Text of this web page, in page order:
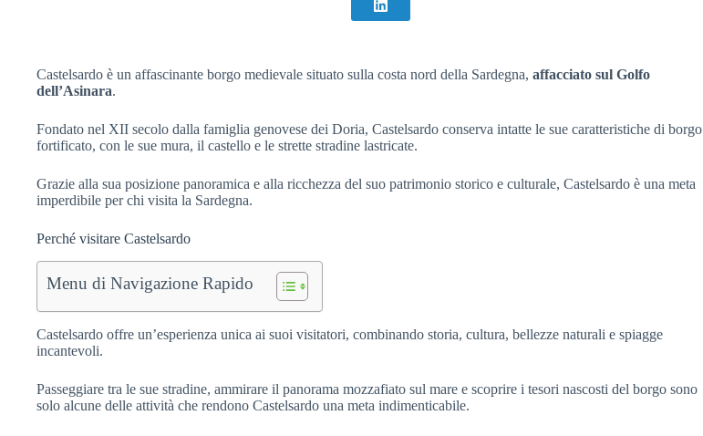
Castelsardo è un affascinante borgo medievale situato sulla costa nord della Sardegna, affacciato sul Golfo
dell’Asinara.
Fondato nel XII secolo dalla famiglia genovese dei Doria, Castelsardo conserva intatte le sue caratteristiche di borgo
fortificato, con le sue mura, il castello e le strette stradine lastricate.
Grazie alla sua posizione panoramica e alla ricchezza del suo patrimonio storico e culturale, Castelsardo è una meta
imperdibile per chi visita la Sardegna.
Perché visitare Castelsardo
Menu di Navigazione Rapido
Castelsardo offre un’esperienza unica ai suoi visitatori, combinando storia, cultura, bellezze naturali e spiagge
incantevoli.
Passeggiare tra le sue stradine, ammirare il panorama mozzafiato sul mare e scoprire i tesori nascosti del borgo sono
solo alcune delle attività che rendono Castelsardo una meta indimenticabile.